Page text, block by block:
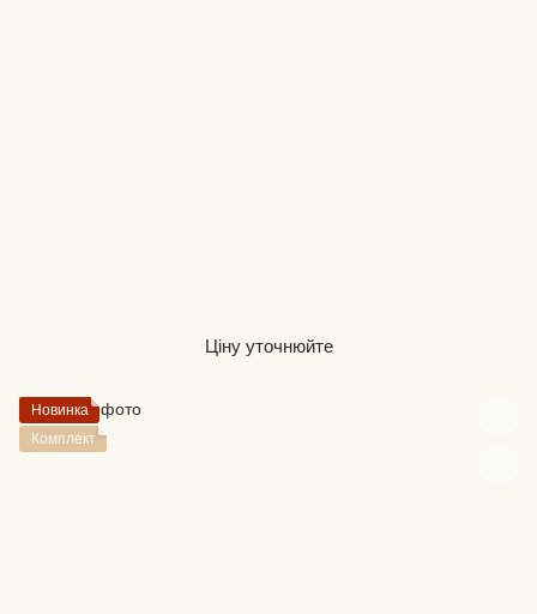
Ціну уточнюйте
Новинка
Комплект